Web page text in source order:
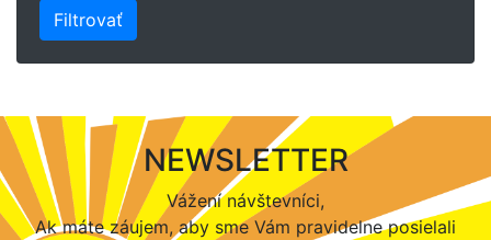
NEWSLETTER
Vážení návštevníci,
Ak máte záujem, aby sme Vám pravidelne posielali